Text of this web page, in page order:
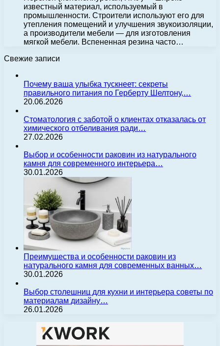
известный материал, используемый в
промышленности. Строители используют его для
утепления помещений и улучшения звукоизоляции,
а производители мебели — для изготовления
мягкой мебели. Вспененная резина часто…
Свежие записи
Почему ваша улыбка тускнеет: секреты
правильного питания по Герберту Шелтону,…
20.06.2026
Стоматология с заботой о клиентах отказалась от
химического отбеливания ради…
27.02.2026
Выбор и особенности раковин из натурального
камня для современного интерьера…
30.01.2026
Преимущества и особенности раковин из
натурального камня для современных ванных…
30.01.2026
Выбор столешниц для кухни и интерьера советы по
материалам дизайну…
26.01.2026